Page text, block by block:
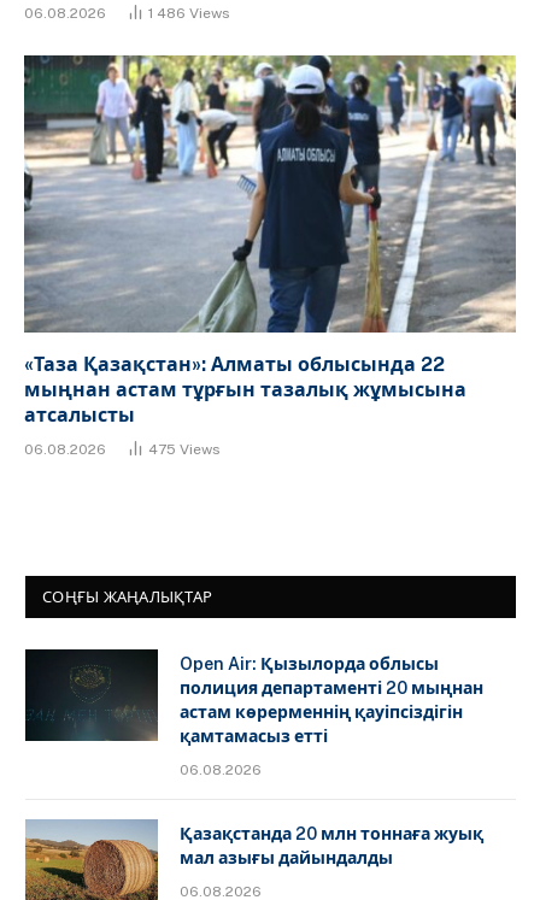
06.08.2026 1 486 Views
«Таза Қазақстан»: Алматы облысында 22
мыңнан астам тұрғын тазалық жұмысына
атсалысты
06.08.2026 475 Views
СОҢҒЫ ЖАҢАЛЫҚТАР
Open Air: Қызылорда облысы
полиция департаменті 20 мыңнан
астам көрерменнің қауіпсіздігін
қамтамасыз етті
06.08.2026
Қазақстанда 20 млн тоннаға жуық
мал азығы дайындалды
06.08.2026